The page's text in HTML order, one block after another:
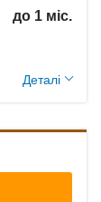
до 1 міс.
Деталі